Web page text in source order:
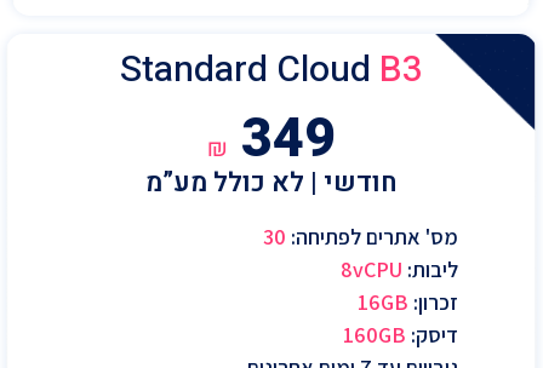
Standard Cloud B3
349
₪
חודשי | לא כולל מע”מ
מס' אתרים לפתיחה: 30
ליבות: 8vCPU
זכרון: 16GB
דיסק: 160GB